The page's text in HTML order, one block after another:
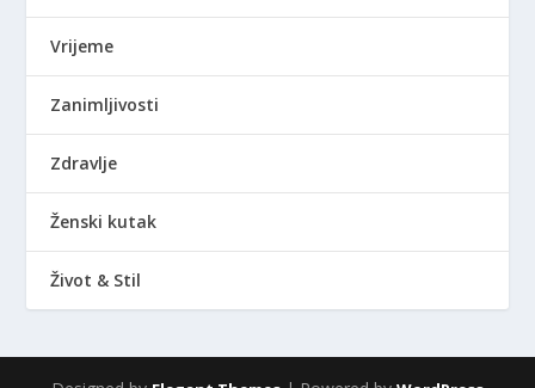
Vrijeme
Zanimljivosti
Zdravlje
Ženski kutak
Život & Stil